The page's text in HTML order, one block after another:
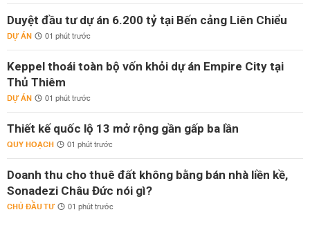
Duyệt đầu tư dự án 6.200 tỷ tại Bến cảng Liên Chiểu
DỰ ÁN 01 phút trước
Keppel thoái toàn bộ vốn khỏi dự án Empire City tại
Thủ Thiêm
DỰ ÁN 01 phút trước
Thiết kế quốc lộ 13 mở rộng gần gấp ba lần
QUY HOẠCH 01 phút trước
Doanh thu cho thuê đất không bằng bán nhà liền kề,
Sonadezi Châu Đức nói gì?
CHỦ ĐẦU TƯ 01 phút trước